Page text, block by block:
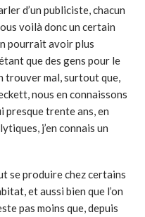
d’un publiciste, chacun
voilà donc un certain
pourrait avoir plus
que des gens pour le
trouver mal, surtout que,
nous en connaissons
presque trente ans, en
j’en connais un
se produire chez certains
et aussi bien que l’on
pas moins que, depuis